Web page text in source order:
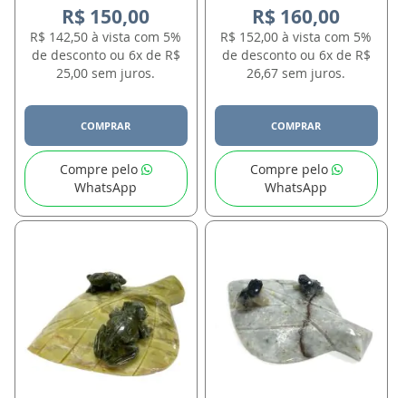
R$ 150,00
R$ 142,50 à vista com 5%
de desconto ou 6x de R$
25,00 sem juros.
COMPRAR
Compre pelo
WhatsApp
R$ 160,00
R$ 152,00 à vista com 5%
de desconto ou 6x de R$
26,67 sem juros.
COMPRAR
Compre pelo
WhatsApp